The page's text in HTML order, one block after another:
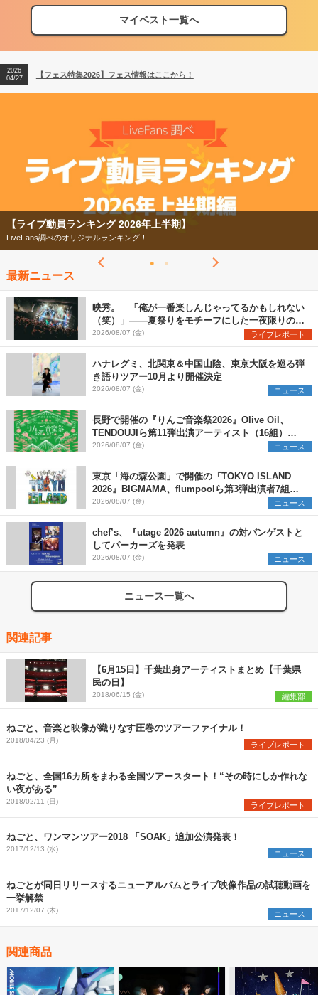
マイベスト一覧へ
【フェス特集2026】フェス情報はここから！
【ライブ動員ランキング】2026年上半期編発表！
2026
04/27
【フェス特集2026】フェス情報はここから！
2026
【ライブ動員ランキング 2026年上半期】
LiveFans調べのオリジナルランキング！
最新ニュース
映秀。 「俺が一番楽しんじゃってるかもしれない
（笑）」――夏祭りをモチーフにした一夜限りのス
ペシャルライブ『色祭』レポート
2026/08/07 (金) ライブレポート
ハナレグミ、北関東＆中国山陰、東京大阪を巡る弾
き語りツアー10月より開催決定
2026/08/07 (金) ニュース
長野で開催の『りんご音楽祭2026』Olive Oil、
TENDOUJIら第11弾出演アーティスト（16組）を
発表
2026/08/07 (金) ニュース
東京「海の森公園」で開催の『TOKYO ISLAND
2026』BIGMAMA、flumpoolら第3弾出演者7組を
発表 ワークショップ・アート出展者を募集
2026/08/07 (金) ニュース
chef’s、『utage 2026 autumn』の対バンゲストと
してパーカーズを発表
2026/08/07 (金) ニュース
ニュース一覧へ
関連記事
【6月15日】千葉出身アーティストまとめ【千葉県
民の日】
2018/06/15 (金) 編集部
ねごと、音楽と映像が織りなす圧巻のツアーファイナル！
2018/04/23 (月) ライブレポート
ねごと、全国16カ所をまわる全国ツアースタート！“その時にしか作れな
い夜がある”
2018/02/11 (日) ライブレポート
ねごと、ワンマンツアー2018 「SOAK」追加公演発表！
2017/12/13 (水) ニュース
ねごとが同日リリースするニューアルバムとライブ映像作品の試聴動画を
一挙解禁
2017/12/07 (木) ニュース
関連商品